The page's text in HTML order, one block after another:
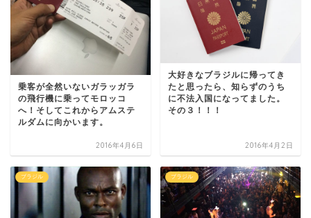
乗客が全然いないガラッガラ
の飛行機に乗ってモロッコ
へ！そしてこれからアムステ
ルダムに向かいます。
2016年4月6日
大好きなブラジルに帰ってき
たと思ったら、知らずのうち
に不法入国になってました。
その３！！！
2016年4月2日
ブラジル ブラジル